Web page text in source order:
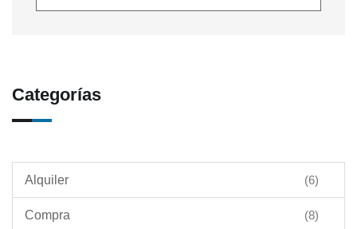
Categorías
Alquiler (6)
Compra (8)